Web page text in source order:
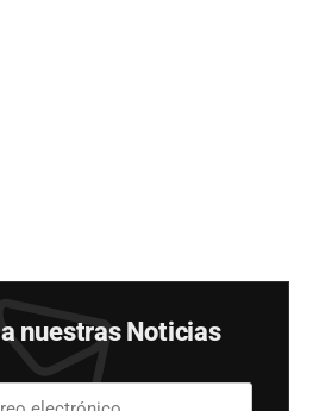
nuestras Noticias